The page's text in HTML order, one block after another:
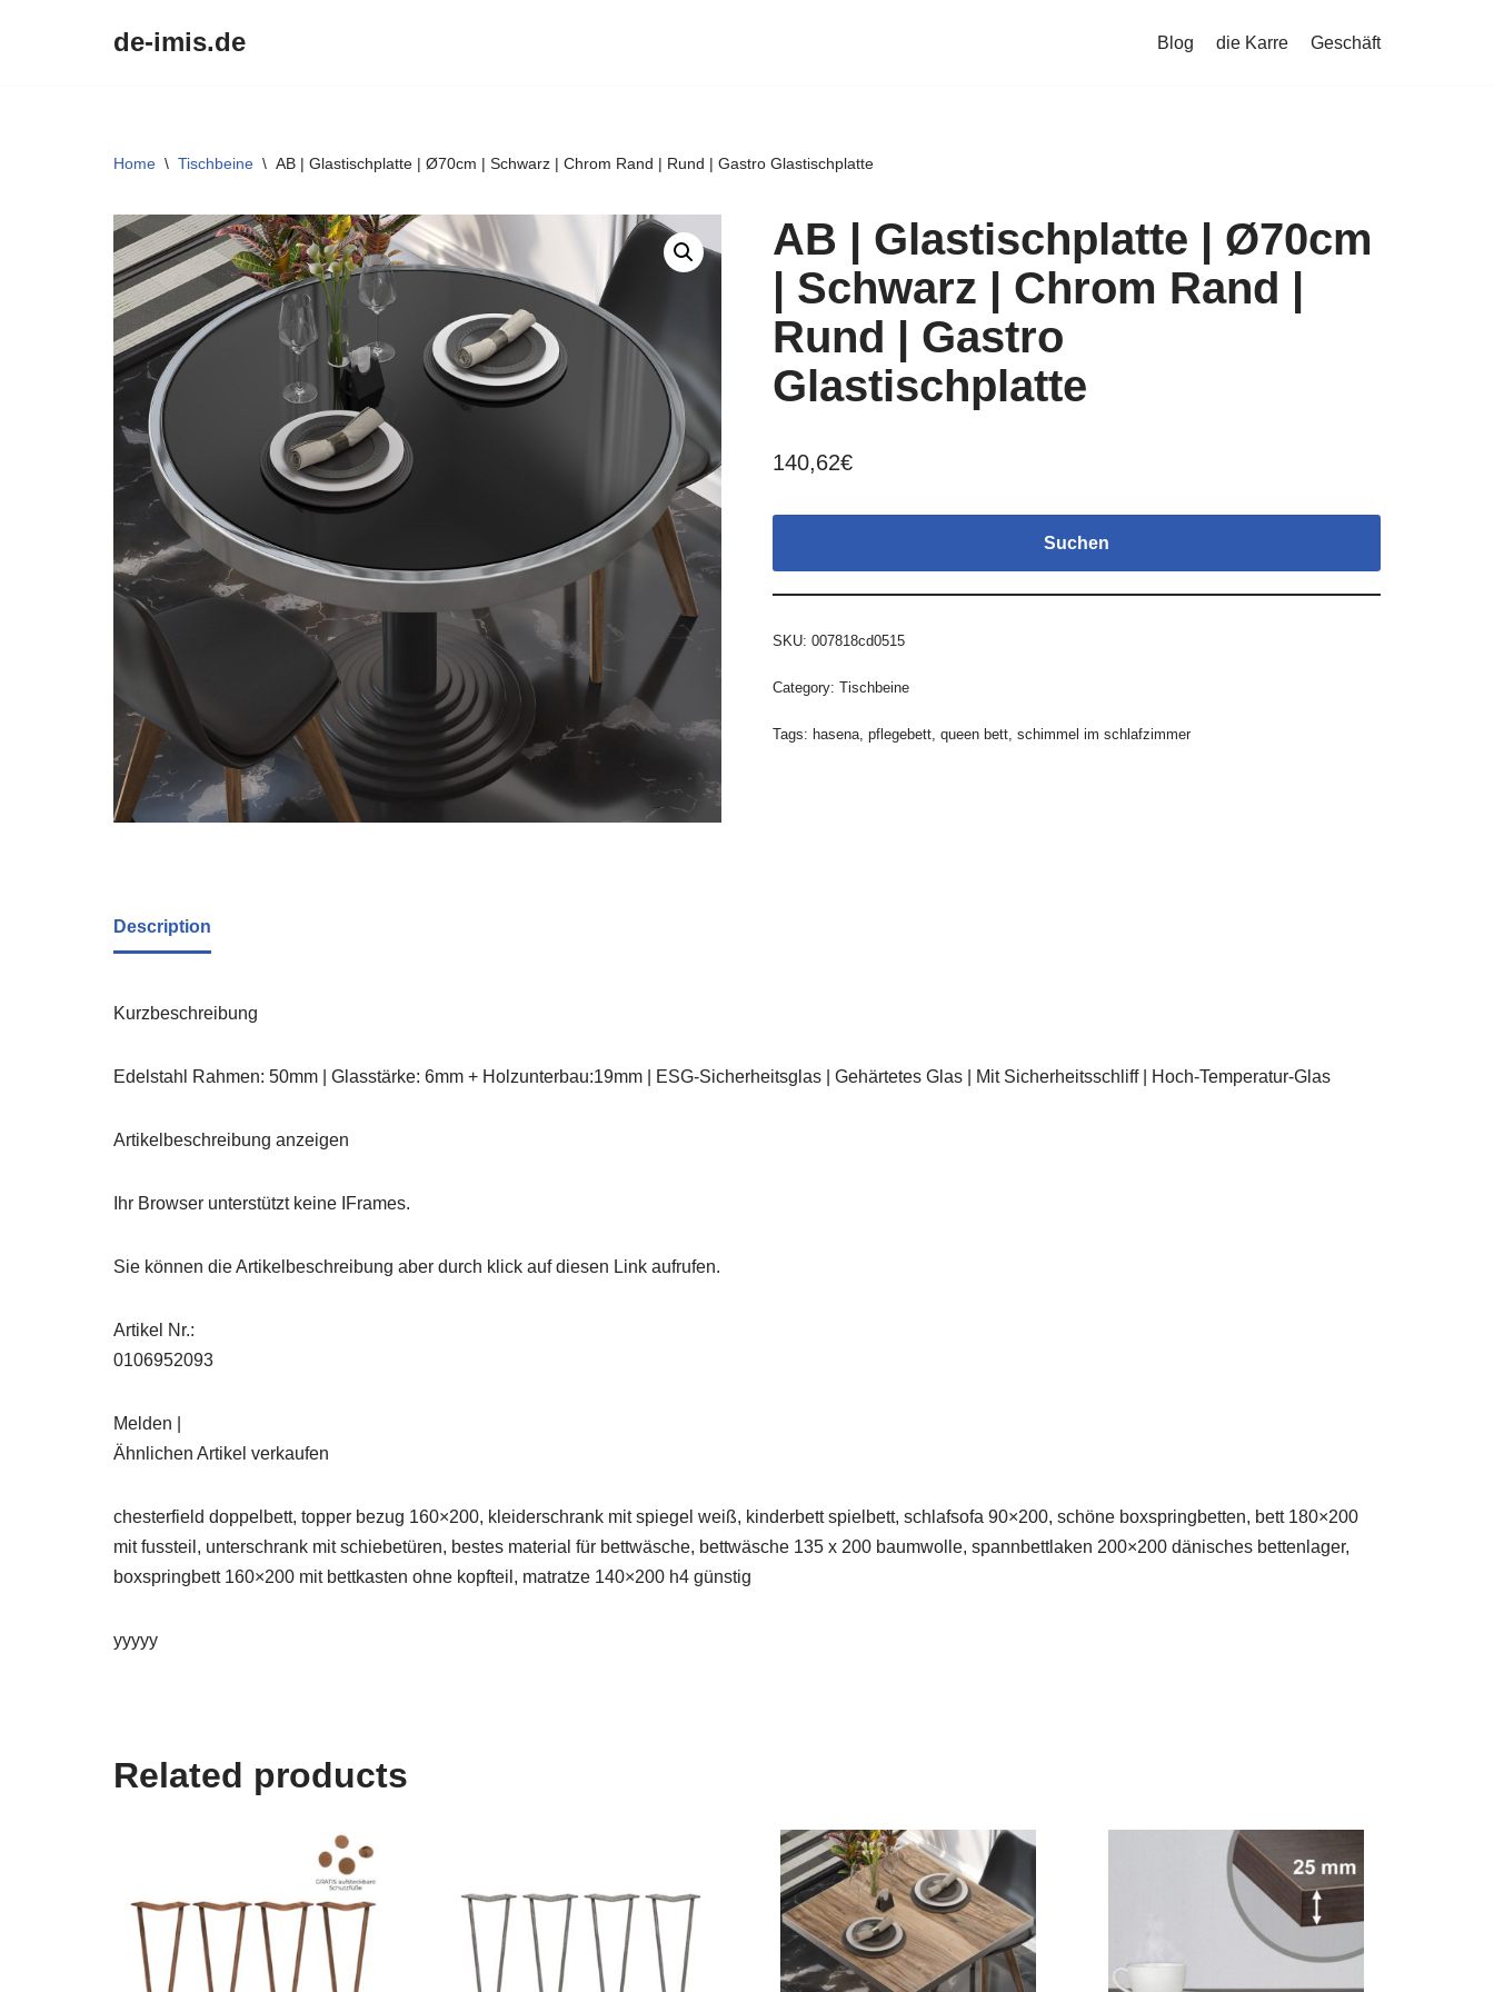
de-imis.de Blog die Karre Geschäft
Home \ Tischbeine \ AB | Glastischplatte | Ø70cm | Schwarz | Chrom Rand | Rund | Gastro Glastischplatte
AB | Glastischplatte | Ø70cm
| Schwarz | Chrom Rand |
Rund | Gastro
Glastischplatte
140,62€
Suchen
SKU: 007818cd0515
Category: Tischbeine
Tags: hasena, pflegebett, queen bett, schimmel im schlafzimmer
Description
Kurzbeschreibung
Edelstahl Rahmen: 50mm | Glasstärke: 6mm + Holzunterbau:19mm | ESG-Sicherheitsglas | Gehärtetes Glas | Mit Sicherheitsschliff | Hoch-Temperatur-Glas
Artikelbeschreibung anzeigen
Ihr Browser unterstützt keine IFrames.
Sie können die Artikelbeschreibung aber durch klick auf diesen Link aufrufen.
Artikel Nr.:
0106952093
Melden |
Ähnlichen Artikel verkaufen
chesterfield doppelbett, topper bezug 160×200, kleiderschrank mit spiegel weiß, kinderbett spielbett, schlafsofa 90×200, schöne boxspringbetten, bett 180×200
mit fussteil, unterschrank mit schiebetüren, bestes material für bettwäsche, bettwäsche 135 x 200 baumwolle, spannbettlaken 200×200 dänisches bettenlager,
boxspringbett 160×200 mit bettkasten ohne kopfteil, matratze 140×200 h4 günstig
yyyyy
Related products